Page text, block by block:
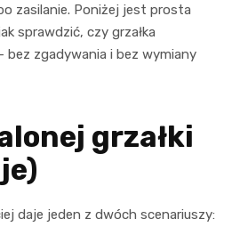
zasilanie. Poniżej jest prosta
sprawdzić, czy grzałka
zgadywania i bez wymiany
grzałki
daje jeden z dwóch scenariuszy: